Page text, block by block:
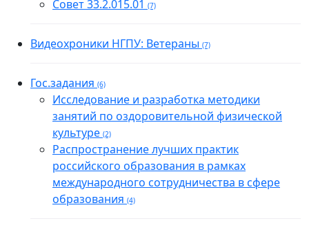
Совет 33.2.015.01 (7)
Видеохроники НГПУ: Ветераны (7)
Гос.задания (6)
Исследование и разработка методики
занятий по оздоровительной физической
культуре (2)
Распространение лучших практик
российского образования в рамках
международного сотрудничества в сфере
образования (4)